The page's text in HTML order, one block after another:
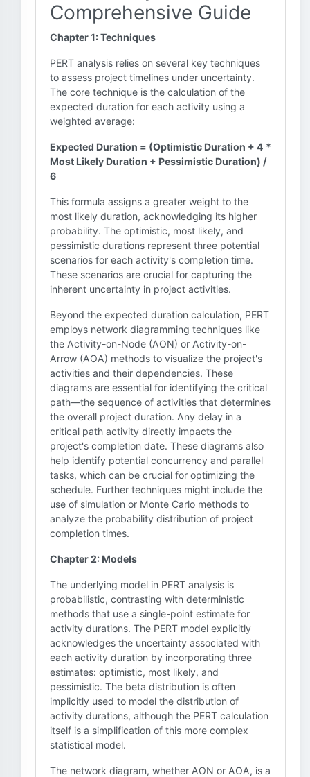
Comprehensive Guide
Chapter 1: Techniques
PERT analysis relies on several key techniques
to assess project timelines under uncertainty.
The core technique is the calculation of the
expected duration for each activity using a
weighted average:
Expected Duration = (Optimistic Duration + 4 *
Most Likely Duration + Pessimistic Duration) /
6
This formula assigns a greater weight to the
most likely duration, acknowledging its higher
probability. The optimistic, most likely, and
pessimistic durations represent three potential
scenarios for each activity's completion time.
These scenarios are crucial for capturing the
inherent uncertainty in project activities.
Beyond the expected duration calculation, PERT
employs network diagramming techniques like
the Activity-on-Node (AON) or Activity-on-
Arrow (AOA) methods to visualize the project's
activities and their dependencies. These
diagrams are essential for identifying the critical
path—the sequence of activities that determines
the overall project duration. Any delay in a
critical path activity directly impacts the
project's completion date. These diagrams also
help identify potential concurrency and parallel
tasks, which can be crucial for optimizing the
schedule. Further techniques might include the
use of simulation or Monte Carlo methods to
analyze the probability distribution of project
completion times.
Chapter 2: Models
The underlying model in PERT analysis is
probabilistic, contrasting with deterministic
methods that use a single-point estimate for
activity durations. The PERT model explicitly
acknowledges the uncertainty associated with
each activity duration by incorporating three
estimates: optimistic, most likely, and
pessimistic. The beta distribution is often
implicitly used to model the distribution of
activity durations, although the PERT calculation
itself is a simplification of this more complex
statistical model.
The network diagram, whether AON or AOA, is a